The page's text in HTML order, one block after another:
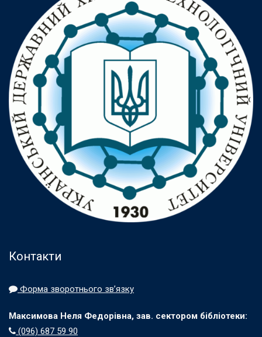
Контакти
Форма зворотнього зв’язку
Максимова Неля Федорівна, зав. сектором бібліотеки:
(096) 687 59 90